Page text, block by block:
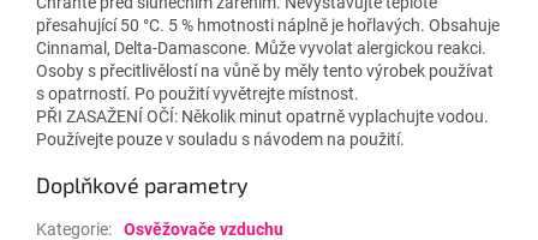
přesahující 50 °C. 5 % hmotnosti náplně je hořlavých. Obsahuje
Cinnamal, Delta-Damascone. Může vyvolat alergickou reakci.
Osoby s přecitlivělostí na vůně by měly tento výrobek používat
s opatrností. Po použití vyvětrejte místnost.
PŘI ZASAŽENÍ OČÍ: Několik minut opatrně vyplachujte vodou.
Používejte pouze v souladu s návodem na použití.
Doplňkové parametry
Kategorie:
Osvěžovače vzduchu